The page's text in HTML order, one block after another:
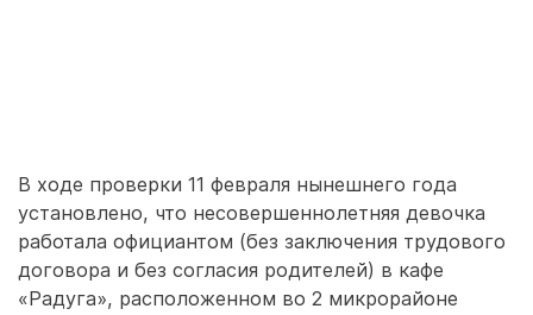
В ходе проверки 11 февраля нынешнего года
установлено, что несовершеннолетняя девочка
работала официантом (без заключения трудового
договора и без согласия родителей) в кафе
«Радуга», расположенном во 2 микрорайоне